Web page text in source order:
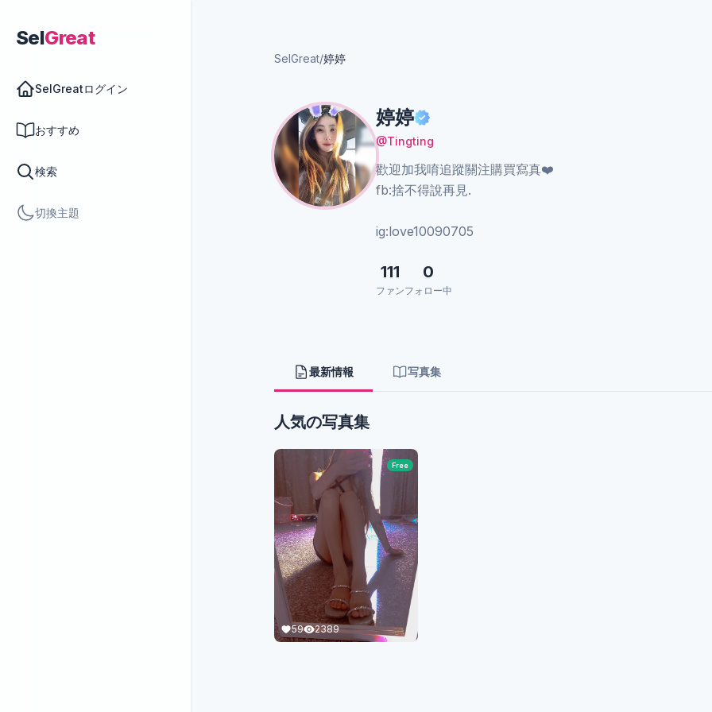
SelGreat
SelGreatログイン
おすすめ
検索
切換主題
SelGreat/婷婷
婷婷
@Tingting
歡迎加我唷追蹤關注購買寫真❤️
fb:捨不得說再見.
ig:love10090705
111
ファン
0
フォロー中
最新情報 写真集
人気の写真集
59 2389
Free